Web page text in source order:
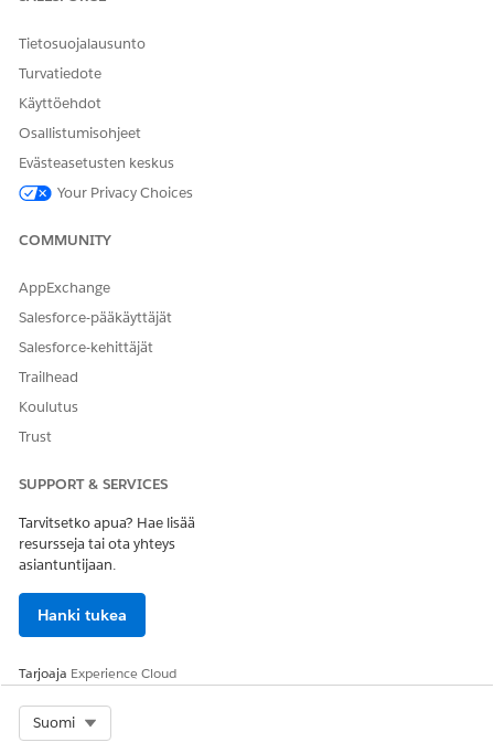
RATKAISIKO TÄMÄ ARTIKKELI ONGELMASI?
Anna palautetta, jotta voimme kehittyä!
Tietosuojalausunto
Turvatiedote
Käyttöehdot
Osallistumisohjeet
Evästeasetusten keskus
Your Privacy Choices
COMMUNITY
AppExchange
Salesforce-pääkäyttäjät
Salesforce-kehittäjät
Trailhead
Koulutus
Trust
SUPPORT & SERVICES
Tarvitsetko apua? Hae lisää
resursseja tai ota yhteys
asiantuntijaan.
Hanki tukea
Tarjoaja Experience Cloud
Suomi